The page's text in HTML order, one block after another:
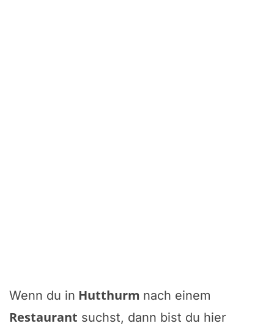
Wenn du in Hutthurm nach einem
Restaurant suchst, dann bist du hier